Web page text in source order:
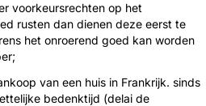
voorkeursrechten op het
rusten dan dienen deze eerst te
het onroe­rend goed kan worden
van een huis in Frankrijk. sinds
bedenktijd (delai de